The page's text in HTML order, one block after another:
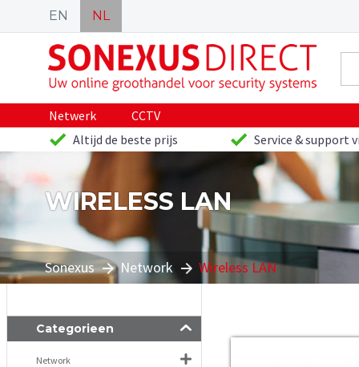
EN NL
Netwerk
CCTV
Altijd de beste prijs
Service & support
WIRELESS LAN
Sonexus Network Wireless LAN
Categorieen
Network